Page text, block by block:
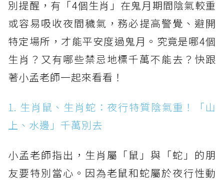
別提醒，有「4個生肖」在鬼月期間陰氣較重
或容易吸收夜間穢氣，務必提高警覺、避開
特定場所，才能平安度過鬼月。究竟是哪4個
生肖？又有哪些禁忌地標千萬不能去？快跟
著小孟老師一起來看看！
1. 生肖鼠、生肖蛇：夜行特質陰氣重！「山
上、水邊」千萬別去
小孟老師指出，生肖屬「鼠」與「蛇」的朋
友要特別當心。因為老鼠和蛇屬於夜行性動